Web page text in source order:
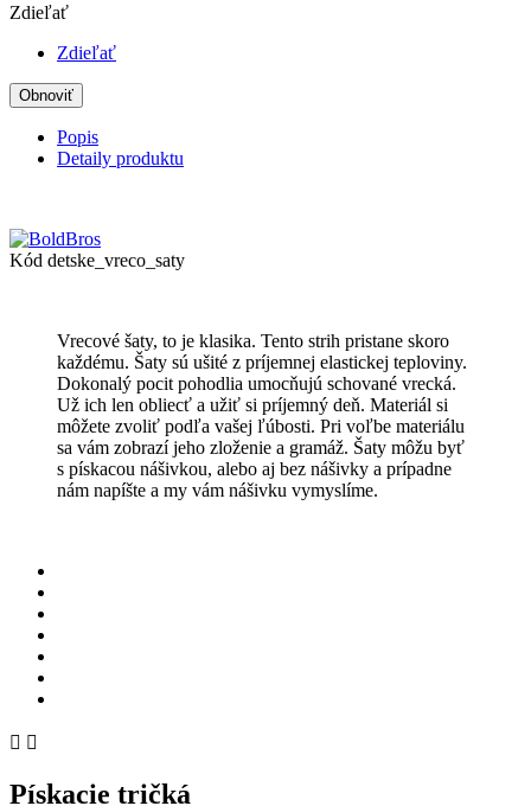
Zdieľať
Zdieľať
Popis
Detaily produktu
Kód detske_vreco_saty
Vrecové šaty, to je klasika. Tento strih pristane skoro
každému. Šaty sú ušité z príjemnej elastickej teploviny.
Dokonalý pocit pohodlia umocňujú schované vrecká.
Už ich len obliecť a užiť si príjemný deň. Materiál si
môžete zvoliť podľa vašej ľúbosti. Pri voľbe materiálu
sa vám zobrazí jeho zloženie a gramáž. Šaty môžu byť
s pískacou nášivkou, alebo aj bez nášivky a prípadne
nám napíšte a my vám nášivku vymyslíme.
 
Pískacie tričká